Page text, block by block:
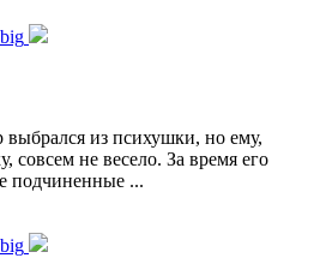
выбрался из психушки, но ему,
совсем не весело. За время его
подчиненные ...